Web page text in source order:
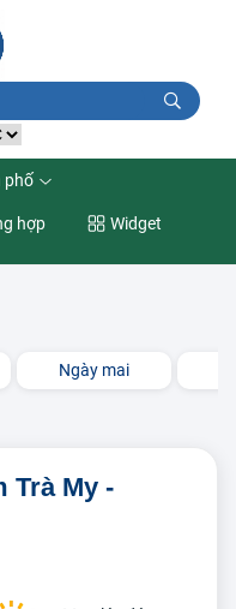
phố
hợp Widget
Ngày mai
Trà My -